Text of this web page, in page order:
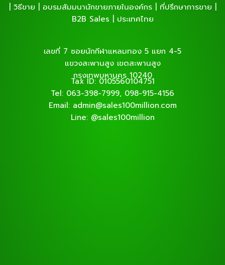
| วิธีขาย | อบรมสัมมนานักขายภายในองค์กร | ที่ปรึกษาการขาย |
B2B Sales | ประเทศไทย
เลขที่ 7 ซอยนักกีฬาแหลมทอง 5 แยก 4-5
แขวงสะพานสูง เขตสะพานสูง
กรุงเทพมหานคร 10240
Tax ID: 0105560104751
Tel: 063-398-7999, 098-915-4156
Email: admin@sales100million.com
Line: @sales100million